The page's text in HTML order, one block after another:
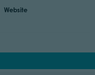
Website